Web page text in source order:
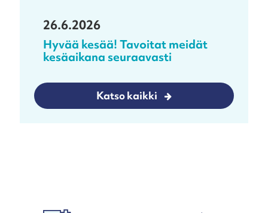
26.6.2026
Hyvää kesää! Tavoitat meidät
kesäaikana seuraavasti
Katso kaikki